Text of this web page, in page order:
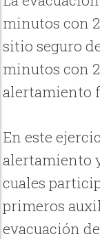
minutos con
sitio seguro
minutos con
alertamiento
En este
alertamiento
cuales
primeros
evacuación